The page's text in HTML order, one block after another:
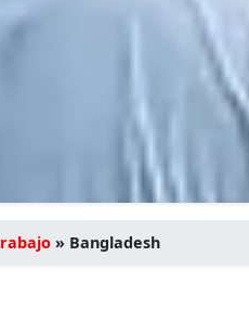
» Bangladesh